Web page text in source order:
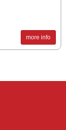
more info